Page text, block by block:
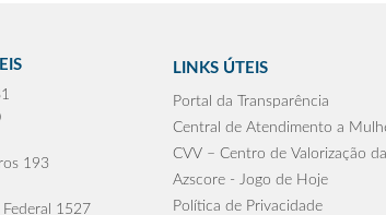
193
1527
LINKS ÚTEIS
Portal da Transparência
Central de Atendimento a
CVV – Centro de Valorização
Azscore - Jogo de Hoje
Política de Privacidade